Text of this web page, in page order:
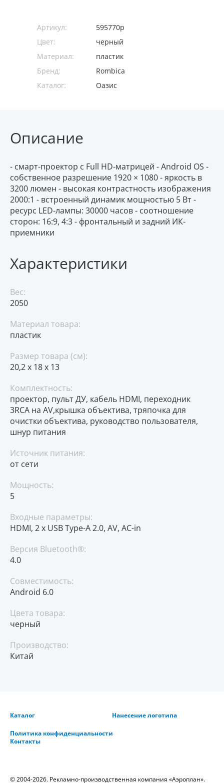
Артикул:
595770p
Цвет:
черный
Материал:
пластик
Бренд:
Rombica
Каталог:
Оазис
Описание
- смарт-проектор с Full HD-матрицей - Android OS -
собственное разрешение 1920 × 1080 - яркость в
3200 люмен - высокая контрастность изображения
2000:1 - встроенный динамик мощностью 5 Вт -
ресурс LED-лампы: 30000 часов - соотношение
сторон: 16:9, 4:3 - фронтальный и задний ИК-
приемники
Характеристики
Вес:
2050
Материал товара:
пластик
Размер товара (см):
20,2 x 18 x 13
Комплектность:
проектор, пульт ДУ, кабель HDMI, переходник
3RCA на AV,крышка объектива, тряпочка для
очистки объектива, руководство пользователя,
шнур питания
Источник питания:
от сети
Мощность:
5
Входные параметры:
HDMI, 2 x USB Type-A 2.0, AV, AC-in
Версия Bluetooth®:
4.0
Совместимость:
Android 6.0
Цвета товара:
черный
Производство:
Китай
Каталог Нанесение логотипа
Политика конфиденциальности
Контакты
© 2004-2026. Рекламно-производственная компания «Аэроплан».